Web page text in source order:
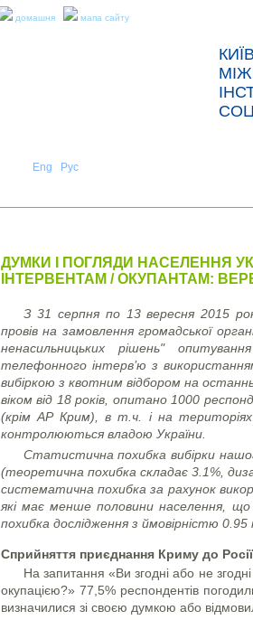
домашня мапа сайту
Eng Рус
ДУМКИ І ПОГЛЯДИ НАСЕЛЕННЯ
ІНТЕРВЕНТАМ / ОКУПАНТАМ:
З 31 серпня по 13 вересня 2015
провів на замовлення громадської
ненасильницьких рішень"
телефонного інтерв’ю з
вибіркою з квотним відбором на
віком від 18 років, опитано 1000
(крім АР Крим), в т.ч. і на територіях
контролюються владою України.
Статистична похибка вибірки
(теоретична похибка складає 3.1%,
систематична похибка за рахунок
які має менше половини населення,
похибка дослідження з ймовірністю
Сприйняття приєднання Криму до Росії
На запитання «Ви згодні або не
окупацією?» 77,5% респондентів
визначилися зі своєю думкою або